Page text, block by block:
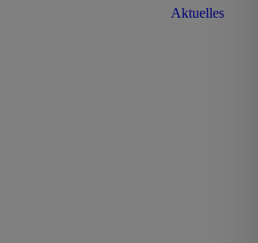
Aktuelles